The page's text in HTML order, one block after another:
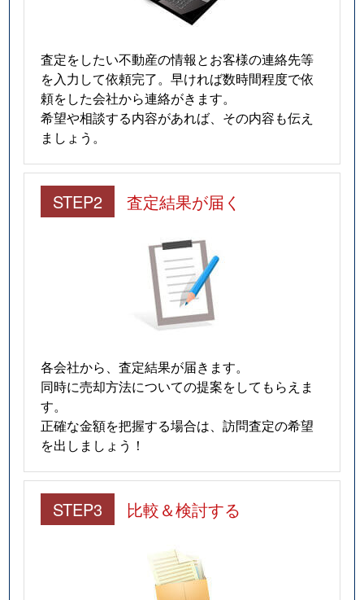
査定をしたい不動産の情報とお客様の連絡先等
を入力して依頼完了。早ければ数時間程度で依
頼をした会社から連絡がきます。
希望や相談する内容があれば、その内容も伝え
ましょう。
STEP2 査定結果が届く
各会社から、査定結果が届きます。
同時に売却方法についての提案をしてもらえま
す。
正確な金額を把握する場合は、訪問査定の希望
を出しましょう！
STEP3 比較＆検討する